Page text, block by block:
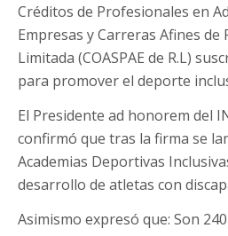
Créditos de Profesionales en
Empresas y Carreras Afines de
Limitada (COASPAE de R.L)
para promover el deporte
El Presidente ad honorem del
confirmó que tras la firma se
Academias Deportivas
desarrollo de atletas con
Asimismo expresó que: Son